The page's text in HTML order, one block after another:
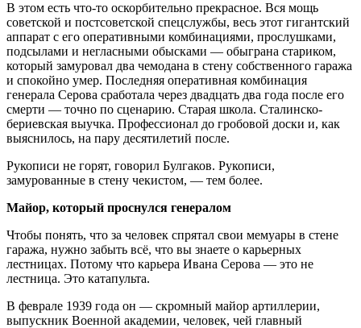
В этом есть что-то оскорбительно прекрасное. Вся мощь
советской и постсоветской спецслужбы, весь этот гигантский
аппарат с его оперативными комбинациями, прослушками,
подсылами и негласными обысками — обыграна стариком,
который замуровал два чемодана в стену собственного гаража
и спокойно умер. Последняя оперативная комбинация
генерала Серова сработала через двадцать два года после его
смерти — точно по сценарию. Старая школа. Сталинско-
бериевская выучка. Профессионал до гробовой доски и, как
выяснилось, на пару десятилетий после.
Рукописи не горят, говорил Булгаков. Рукописи,
замурованные в стену чекистом, — тем более.
Майор, который проснулся генералом
Чтобы понять, что за человек спрятал свои мемуары в стене
гаража, нужно забыть всё, что вы знаете о карьерных
лестницах. Потому что карьера Ивана Серова — это не
лестница. Это катапульта.
В феврале 1939 года он — скромный майор артиллерии,
выпускник Военной академии, человек, чей главный